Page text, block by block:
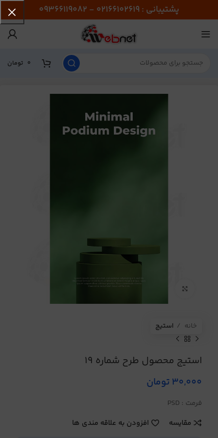
پشتیبانی : 02166102619 - 09366119082
0 تومان
برای بزرگنمایی کلیک کنید
خانه استیج
استیج محصول طرح شماره 19
30,000تومان
فرمت : PSD
مقایسه
افزودن به علاقه مندی ها